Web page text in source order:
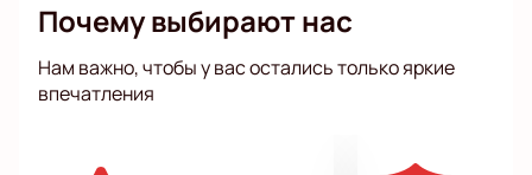
уникален и не похож на предыдущие, поэтому
шуток, которые буквально на ваших глазах уйдут в
народ.
Почему выбирают нас
Нам важно, чтобы у вас остались только яркие
впечатления